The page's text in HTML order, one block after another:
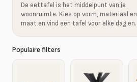
De eettafel is het middelpunt van je
woonruimte. Kies op vorm, materiaal en
maat en vind een tafel voor elke dag en
Populaire filters